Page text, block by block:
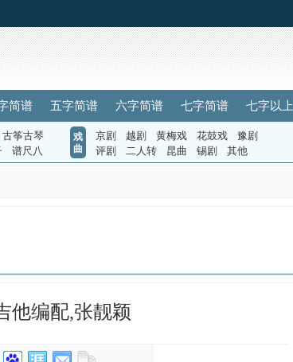
简谱 五字简谱 六字简谱 七字简谱 七字以上
古筝古琴
谱尺八
戏
曲
京剧 越剧 黄梅戏 花鼓戏
豫剧
评剧
二人转 昆曲 锡剧 其他
他编配,张靓颖